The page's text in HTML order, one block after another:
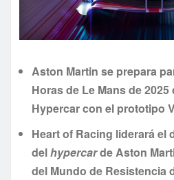
Aston Martin se prepara
Horas de Le Mans de
Hypercar con el prototipo
Heart of Racing liderará el
delhypercarde Aston
del Mundo de Resistencia